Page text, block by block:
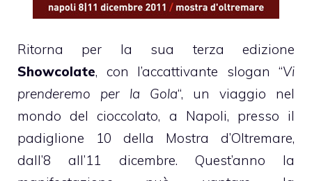
Ritorna per la sua terza edizione
Showcolate, con l’accattivante slogan “Vi
prenderemo per la Gola“, un viaggio nel
mondo del cioccolato, a Napoli, presso il
padiglione 10 della Mostra d’Oltremare,
dall’8 all’11 dicembre. Quest’anno la